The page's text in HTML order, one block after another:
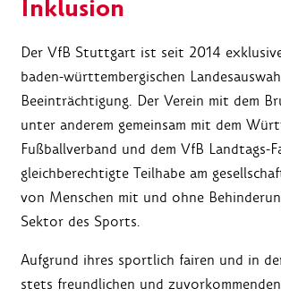
Inklusion
Der VfB Stuttgart ist seit 2014
baden-württembergischen
Beeinträchtigung. Der Verein mit dem
unter anderem gemeinsam mit dem
Fußballverband und dem VfB Landtags-
gleichberechtigte Teilhabe am
von Menschen mit und ohne
Sektor des Sports.
Aufgrund ihres sportlich fairen und in
stets freundlichen und